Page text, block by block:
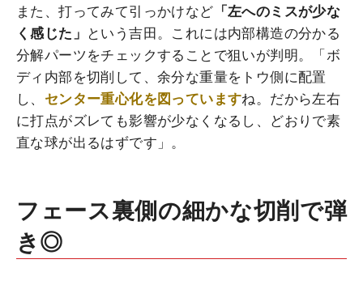
また、打ってみて引っかけなど 「左へのミスが少な
く感じた」 という吉田。これには内部構造の分かる
分解パーツをチェックすることで狙いが判明。「ボ
ディ内部を切削して、余分な重量をトウ側に配置
し、 センター重心化を図っていますね。だから左右
に打点がズレても影響が少なくなるし、どおりで素
直な球が出るはずです」。
フェース裏側の細かな切削で弾
き◎